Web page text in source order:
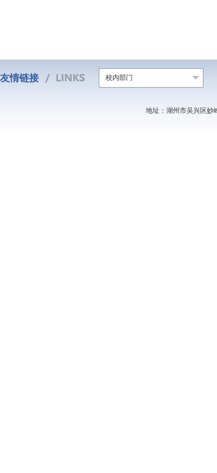
友情链接 校内部门
地址：湖州市吴兴区妙